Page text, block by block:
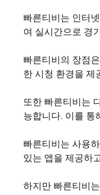
빠른티비는 인터
여 실시간으로 경
빠른티비의 장점
한 시청 환경을 제
또한 빠른티비는
능합니다. 이를 통
빠른티비는 사용
있는 앱을 제공하
하지만 빠른티비